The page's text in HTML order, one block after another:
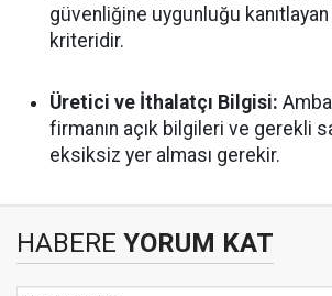
güvenliğine uygunluğu
kriteridir.
Üretici ve İthalatçı Bilgisi:
firmanın açık bilgileri ve gerekli
eksiksiz yer alması gerekir.
HABERE YORUM KAT